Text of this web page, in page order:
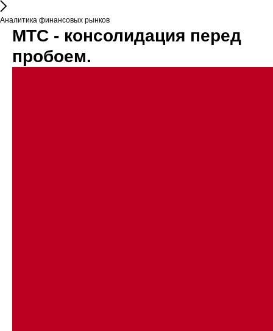
Аналитика финансовых рынков
МТС - консолидация перед
пробоем.